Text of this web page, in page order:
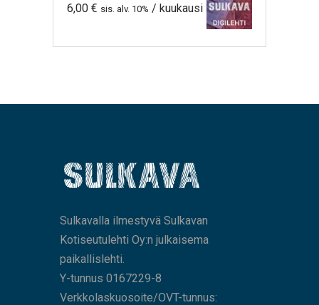
6,00 € sis. alv. 10% / kuukausi
Sulkavalla ilmestyvä Sulkavan
Kotiseutulehti Oy:n julkaisema
paikallislehti.
Y-tunnus 0167229-8
Verkkolaskuosoite/OVT-tunnus: